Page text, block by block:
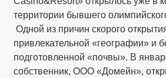
территории бывшего
Одной из причин скорого
привлекательной «географии» и
подготовленной «почвы». В
собственник, ООО «Домейн»,